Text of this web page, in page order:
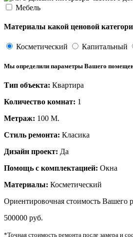
Мебель
Материалы какой ценовой
Косметический Капитальный
Мы определили параметры Вашего
Тип объекта: Квартира
Количество комнат: 1
Метраж: 100 М.
Стиль ремонта: Класика
Дизайн проект: Да
Помощь с комплектацией: Окна
Материалы: Косметический
Ориентировочная cтоимость Вашего
500000 руб.
*Точная стоимость ремонта после замера и